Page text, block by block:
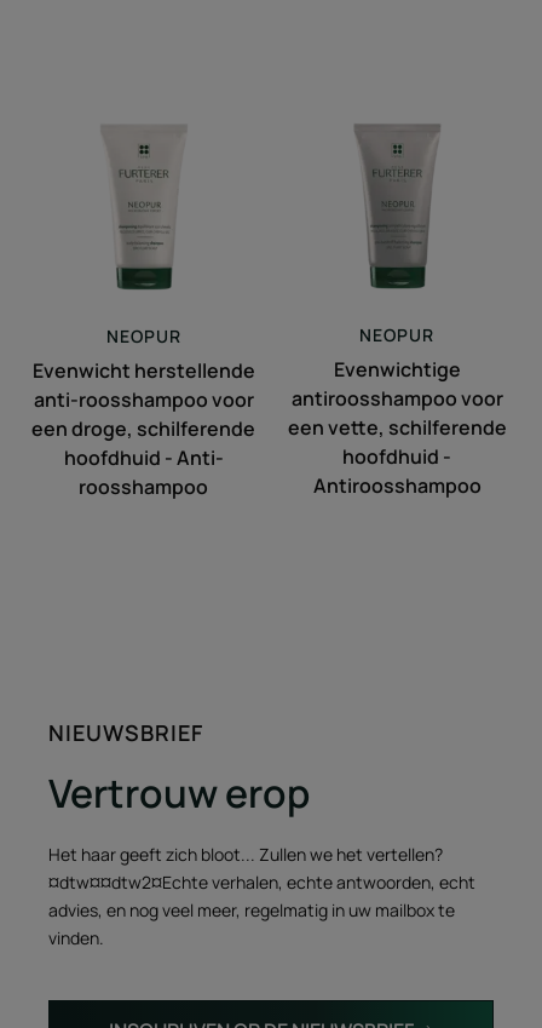
anti-
roosshampoo
voor
een
droge,
schilferende
-
Anti-
roosshampoo
NEOPUR
Evenwicht herstellende
anti-roosshampoo voor
een droge, schilferende
hoofdhuid - Anti-
roosshampoo
voor
een
vette,
schilferende
hoofdhuid
-
NEOPUR
Evenwichtige
antiroosshampoo voor
een vette, schilferende
hoofdhuid -
Antiroosshampoo
NIEUWSBRIEF
Vertrouw erop
Het haar geeft zich bloot... Zullen we het vertellen?
¤dtw¤¤dtw2¤Echte verhalen, echte antwoorden, echt
advies, en nog veel meer, regelmatig in uw mailbox te
vinden.